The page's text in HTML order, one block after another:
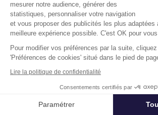
Affiner ma recherche
Location Bureaux Croix Rousse - Saône
Location Bureaux Lyon 9
Location Bureaux Lyon 1
Location Bureaux Lyon 6
Location Bureaux Caluire-Et-Cuire
mesurer notre audience, générer des
statistiques, personnaliser votre navigation
et vous proposer des publicités les plus adaptées
meilleure expérience possible. C'est OK pour
Pour modifier vos préférences par la suite,
'Préférences de cookies' situé dans le pied de
Lire la politique de confidentialité
Consentements certifiés par
Paramétrer